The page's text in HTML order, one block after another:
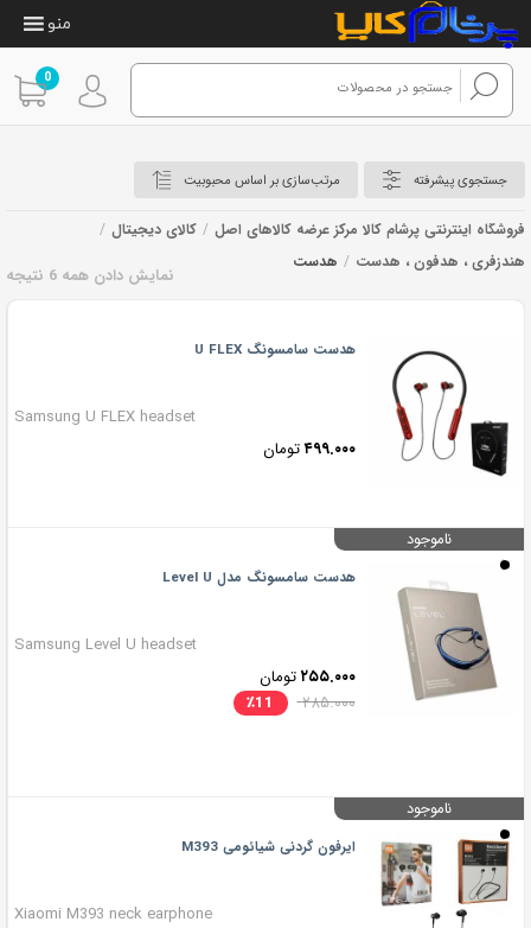
0
منو
جستجوی پیشرفته مرتب‌سازی بر اساس محبوبیت
فروشگاه اینترنتی پرشام کالا مرکز عرضه کالاهای اصل / کالای دیجیتال /
هندزفری ، هدفون ، هدست / هدست
نمایش دادن همه 6 نتیجه
هدست سامسونگ U FLEX
Samsung U FLEX headset
۴۹۹.۰۰۰تومان
ناموجود
هدست سامسونگ مدل Level U
Samsung Level U headset
۲۵۵.۰۰۰ تومان
٪11 ۲۸۵.۰۰۰
ناموجود
ایرفون گردنی شیائومی M393
Xiaomi M393 neck earphone